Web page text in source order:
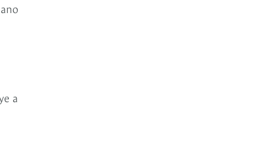
a